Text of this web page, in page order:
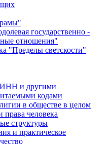
государственно -
отношения"
"Пределы светскости"
ИНН и другими
кодами
в обществе в целом
права человека
структуры
и практическое